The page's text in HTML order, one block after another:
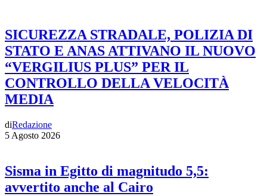
SICUREZZA STRADALE, POLIZIA DI
STATO E ANAS ATTIVANO IL NUOVO
“VERGILIUS PLUS” PER IL
CONTROLLO DELLA VELOCITÀ
MEDIA
diRedazione
5 Agosto 2026
Sisma in Egitto di magnitudo 5,5:
avvertito anche al Cairo